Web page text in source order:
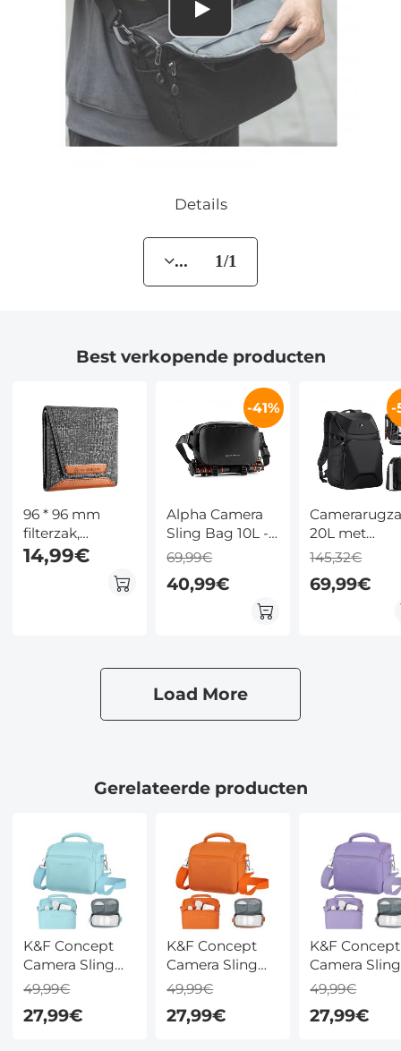
Details
... 1/1
Best verkopende producten
96 * 96 mm
filterzak,
filterbehuizing
met 3 zakken,
14,99€
-41%
Alpha Camera
Sling Bag 10L -
Fotografie
Schoudertas
Compatibel met
Canon, Nikon,
Drone
(Grijs/Zwart)
69,99€
40,99€
-
20L met
laptopvak
en speciale
statiefopslag
145,32€
69,99€
Load More
Gerelateerde producten
K&F Concept
Camera Sling
Bag 5L - Kleine
Cameratas voor
49,99€
27,99€
K&F Concept
Camera Sling
Bag 5L - Kleine
Cameratas voor
49,99€
27,99€
K&F Concept
Camera Sling
Bag 5L -
Cameratas
49,99€
27,99€